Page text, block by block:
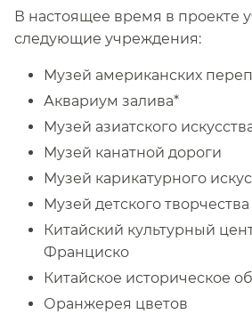
В настоящее время в проекте
следующие учреждения: ​​
Музей американских
Аквариум залива*​​
Музей азиатского
Музей канатной дороги ​​
Музей карикатурного
Музей детского творчества ​​
Китайский культурный
Франциско ​​
Китайское историческое
Оранжерея цветов ​​